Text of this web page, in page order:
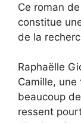
Ce roman
constitue
de la
Raphaëlle
Camille,
beaucoup
ressent